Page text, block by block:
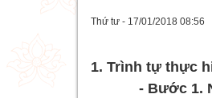
Thứ tư - 17/01/2018 08:56
1. Trình tự thực
- Bước 1. Nhà